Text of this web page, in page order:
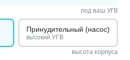
под ваш УГВ
Принудительный (насос)
высокий УГВ
высота корпуса